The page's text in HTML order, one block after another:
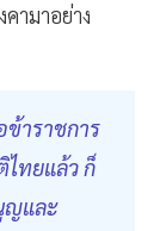
ามาอย่าง
ข้าราชการ
ทยแล้ว ก็
ญและ